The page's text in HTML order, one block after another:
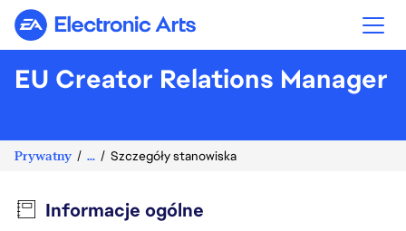
Electronic Arts
EU Creator Relations Manager
Prywatny ... Szczegóły stanowiska
Informacje ogólne